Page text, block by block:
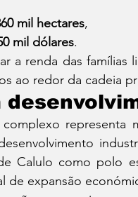
mil hectares,
mil dólares.
a renda das famílias
ao redor da cadeia
representa
Calulo como polo
de expansão